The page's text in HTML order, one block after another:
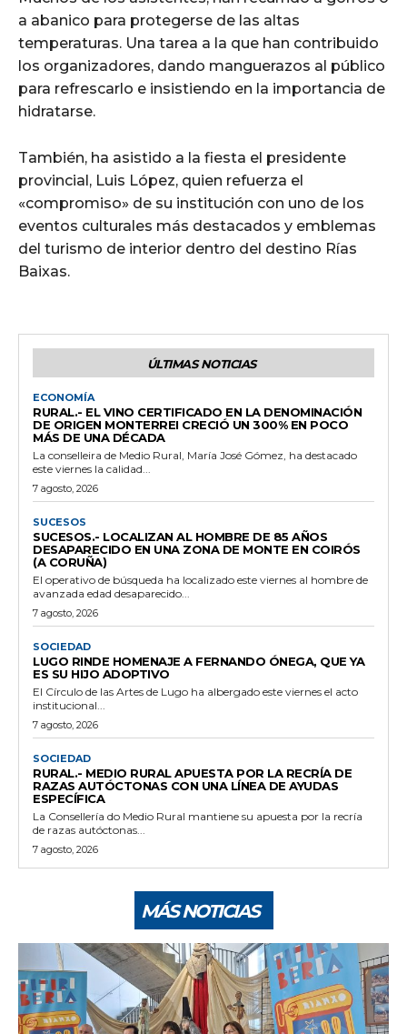
a abanico para protegerse de las altas
temperaturas. Una tarea a la que han contribuido
los organizadores, dando manguerazos al público
para refrescarlo e insistiendo en la importancia de
hidratarse.
También, ha asistido a la fiesta el presidente
provincial, Luis López, quien refuerza el
«compromiso» de su institución con uno de los
eventos culturales más destacados y emblemas
del turismo de interior dentro del destino Rías
Baixas.
ÚLTIMAS NOTICIAS
ECONOMÍA
RURAL.- EL VINO CERTIFICADO EN LA DENOMINACIÓN
DE ORIGEN MONTERREI CRECIÓ UN 300% EN POCO
MÁS DE UNA DÉCADA
La conselleira de Medio Rural, María José Gómez, ha destacado
este viernes la calidad...
7 agosto, 2026
SUCESOS
SUCESOS.- LOCALIZAN AL HOMBRE DE 85 AÑOS
DESAPARECIDO EN UNA ZONA DE MONTE EN COIRÓS
(A CORUÑA)
El operativo de búsqueda ha localizado este viernes al hombre de
avanzada edad desaparecido...
7 agosto, 2026
SOCIEDAD
LUGO RINDE HOMENAJE A FERNANDO ÓNEGA, QUE YA
ES SU HIJO ADOPTIVO
El Círculo de las Artes de Lugo ha albergado este viernes el acto
institucional...
7 agosto, 2026
SOCIEDAD
RURAL.- MEDIO RURAL APUESTA POR LA RECRÍA DE
RAZAS AUTÓCTONAS CON UNA LÍNEA DE AYUDAS
ESPECÍFICA
La Consellería do Medio Rural mantiene su apuesta por la recría
de razas autóctonas...
7 agosto, 2026
MÁS NOTICIAS